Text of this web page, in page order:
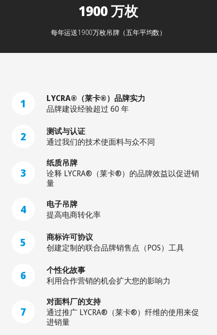
1900 万枚
每年运送1900万枚吊牌（五年平均数）
1
LYCRA®（莱卡®）品牌实力
品牌建设经验超过 60 年
2
测试与认证
通过我们的技术使面料与众不同
3
纸质吊牌
诠释 LYCRA®（莱卡®）的品牌效益以促进销
量
4
电子吊牌
提高电商转化率
5
商标许可协议
创建定制的联合品牌销售点（POS）工具
6
个性化故事
利用合作营销的机会扩大您的影响力
7
对面料厂的支持
通过推广 LYCRA®（莱卡®）纤维的使用来促
进销量